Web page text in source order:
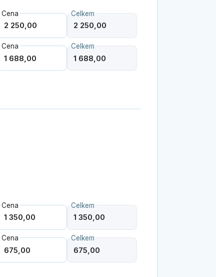
Cena Celkem
Cena Celkem
Cena Celkem
Cena Celkem